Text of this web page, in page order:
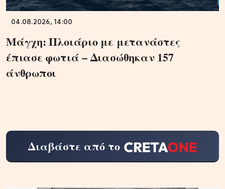
04.08.2026, 14:00
Μάγχη: Πλοιάριο με μετανάστες
έπιασε φωτιά – Διασώθηκαν 157
άνθρωποι
Διαβάστε από το